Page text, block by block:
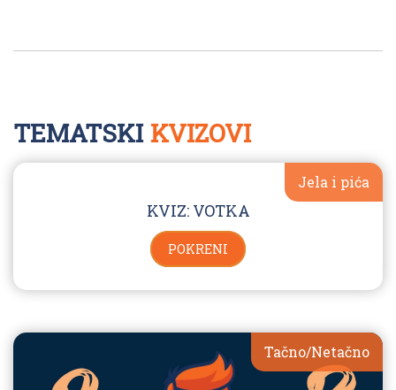
TEMATSKI KVIZOVI
Jela i pića
KVIZ: VOTKA
POKRENI
Tačno/Netačno